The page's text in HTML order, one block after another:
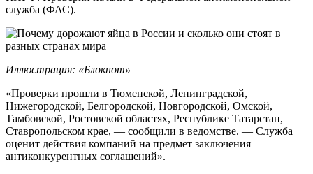
служба (ФАС).
Иллюстрация: «Блокнот»
«Проверки прошли в Тюменской, Ленинградской,
Нижегородской, Белгородской, Новгородской, Омской,
Тамбовской, Ростовской областях, Республике Татарстан,
Ставропольском крае, — сообщили в ведомстве. — Служба
оценит действия компаний на предмет заключения
антиконкурентных соглашений».